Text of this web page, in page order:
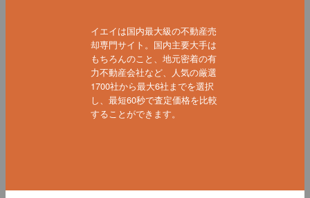
イエイは国内最大級の不動産売
却専門サイト。国内主要大手は
もちろんのこと、地元密着の有
力不動産会社など、人気の厳選
1700社から最大6社までを選択
し、最短60秒で査定価格を比較
することができます。